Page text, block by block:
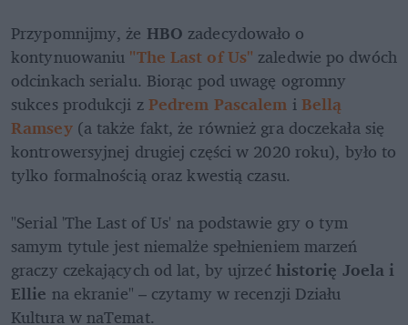
Przypomnijmy, że HBO zadecydowało o
kontynuowaniu "The Last of Us" zaledwie po dwóch
odcinkach serialu. Biorąc pod uwagę ogromny
sukces produkcji zPedrem Pascalem i Bellą
Ramsey (a także fakt, że również gra doczekała się
kontrowersyjnej drugiej części w 2020 roku), było to
tylko formalnością oraz kwestią czasu.
"Serial 'The Last of Us' na podstawie gry o tym
samym tytule jest niemalże spełnieniem marzeń
graczy czekających od lat, by ujrzeć historię Joela i
Ellie na ekranie" – czytamy w recenzji Działu
Kultura w naTemat.